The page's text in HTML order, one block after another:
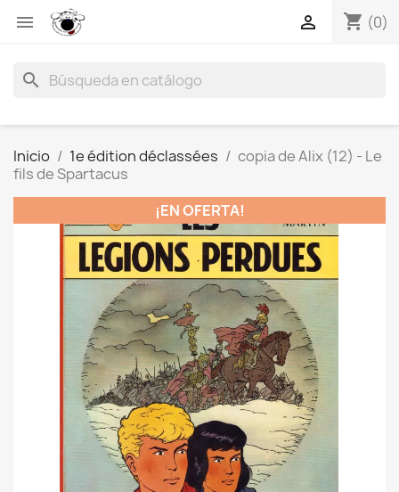
 shopping_cart (0)

search
Inicio 1e édition déclassées
copia de Alix (12) - Le
fils de Spartacus
¡EN OFERTA!